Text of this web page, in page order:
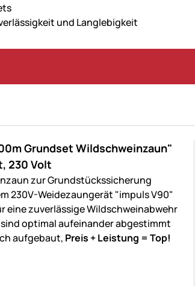
und Langlebigkeit
Grundset Wildschweinzaun"
230 Volt
zur Grundstückssicherung
230V-Weidezaungerät "impuls V90"
eine zuverlässige Wildschweinabwehr
optimal aufeinander abgestimmt
aufgebaut, Preis + Leistung = Top!